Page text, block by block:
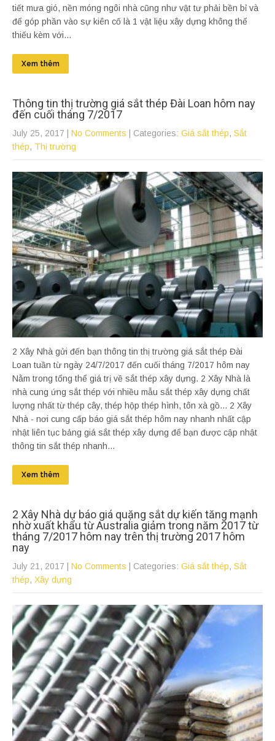
tiết mưa gió, nền móng ngôi nhà cũng như vật tư phải bền bỉ và
để góp phần vào sự kiên cố là 1 vật liệu xây dựng không thể
thiếu kèm với...
Xem thêm
Thông tin thị trường giá sắt thép Đài Loan hôm nay
đến cuối tháng 7/2017
July 25, 2017 No Comments | Categories: Giá sắt thép, Sắt
thép, Thị trường
2 Xây Nhà gửi đến bạn thông tin thị trường giá sắt thép Đài
Loan tuần từ ngày 24/7/2017 đến cuối tháng 7/2017 hôm nay
Nằm trong tổng thể giá trị về sắt thép xây dựng. 2 Xây Nhà là
nhà cung ứng sắt thép với nhiều mẫu sắt thép xây dựng chất
lượng nhất từ thép cây, thép hộp thép hình, tôn xà gồ... 2 Xây
Nhà - nơi cung cấp báo giá sắt thép hôm nay nhanh nhất cập
nhật liên tục bảng giá sắt thép xây dựng để bạn được cập nhật
thông tin sắt thép nhanh...
Xem thêm
2 Xây Nhà dự báo giá quặng sắt dự kiến tăng mạnh
nhờ xuất khẩu từ Australia giảm trong năm 2017 từ
tháng 7/2017 hôm nay trên thị trường 2017 hôm
nay
July 21, 2017 No Comments | Categories: Giá sắt thép, Sắt
thép, Xây dựng